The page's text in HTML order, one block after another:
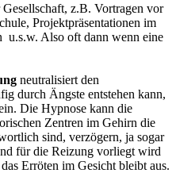
z.B. Vortragen vor
Projektpräsentationen im
u.s.w. Also oft dann wenn eine
neutralisiert den
durch Ängste entstehen kann,
Die Hypnose kann die
Zentren im Gehirn die
sind, verzögern, ja sogar
für die Reizung vorliegt wird
Erröten im Gesicht bleibt aus.